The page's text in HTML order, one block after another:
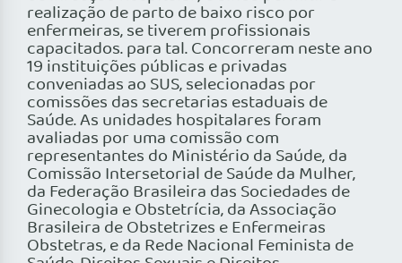
realização de parto de baixo risco por
enfermeiras, se tiverem profissionais
capacitados. para tal. Concorreram neste ano
19 instituições públicas e privadas
conveniadas ao SUS, selecionadas por
comissões das secretarias estaduais de
Saúde. As unidades hospitalares foram
avaliadas por uma comissão com
representantes do Ministério da Saúde, da
Comissão Intersetorial de Saúde da Mulher,
da Federação Brasileira das Sociedades de
Ginecologia e Obstetrícia, da Associação
Brasileira de Obstetrizes e Enfermeiras
Obstetras, e da Rede Nacional Feminista de